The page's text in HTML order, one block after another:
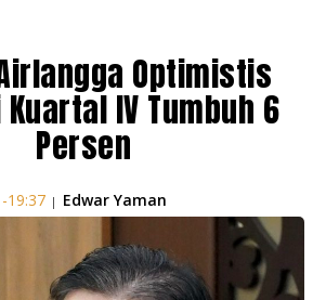
Optimistis
IV Tumbuh 6
Persen
19:37 | Edwar Yaman